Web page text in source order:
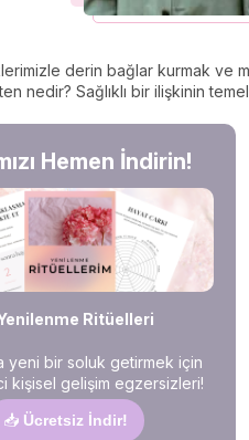
derin bağlar kurmak ve
nedir? Sağlıklı bir ilişkinin
Hemen İndirin!
Ritüelleri
yeni bir soluk getirmek için
kişisel gelişim egzersizleri!
📥 Ücretsiz İndir!